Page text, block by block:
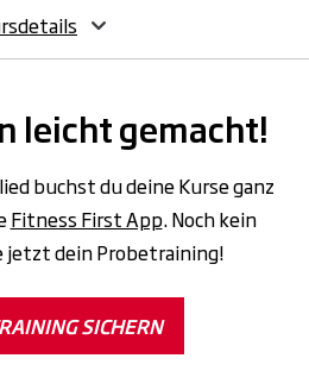
leicht gemacht!
buchst du deine Kurse ganz
Fitness First App. Noch kein
jetzt dein Probetraining!
SICHERN